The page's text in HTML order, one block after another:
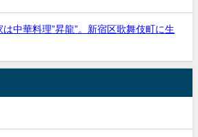
中華料理”昇龍”。新宿区歌舞伎町に生